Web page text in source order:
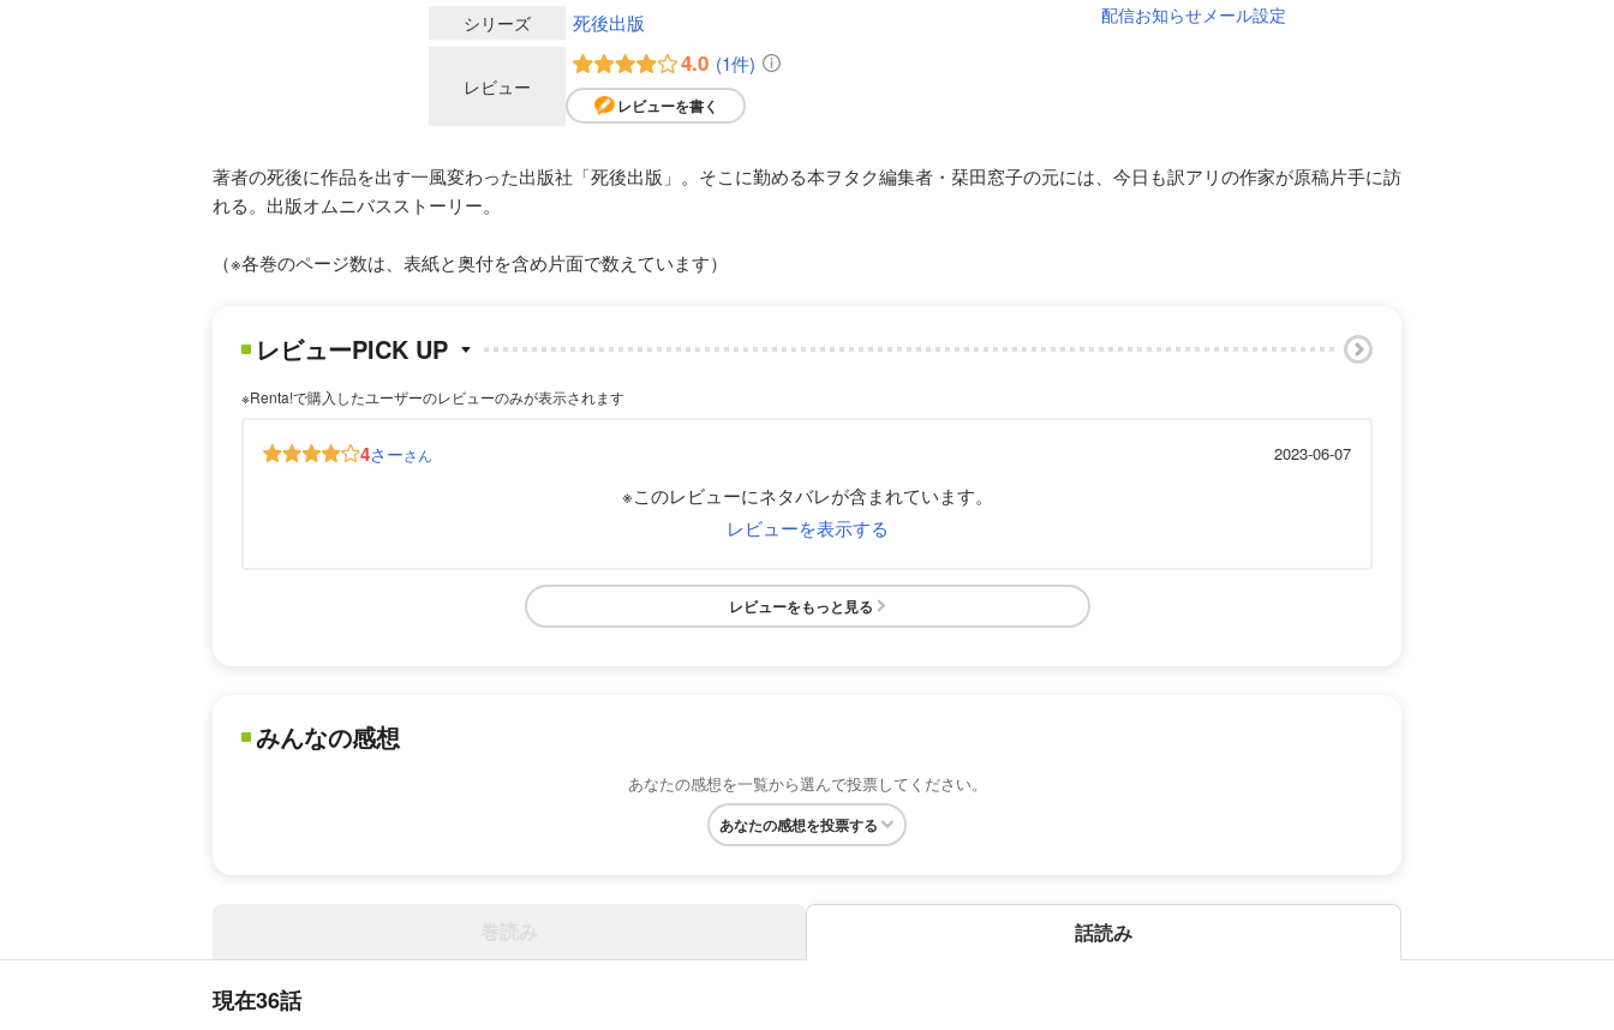
配信お知らせメール設定
シリーズ 死後出版
レビュー
4.0 (1件)
レビューを書く
著者の死後に作品を出す一風変わった出版社「死後出版」。そこに勤める本ヲタク編集者・栞田窓子の元には、今日も訳アリの作家が原稿片手に訪
れる。出版オムニバスストーリー。
（※各巻のページ数は、表紙と奥付を含め片面で数えています）
レビューPICK UP
※Renta!で購入したユーザーのレビューのみが表示されます
4さーさん 2023-06-07
※このレビューにネタバレが含まれています。
レビューを表示する
レビューをもっと見る
みんなの感想
あなたの感想を一覧から選んで投票してください。
あなたの感想を投票する
話読み
現在36話